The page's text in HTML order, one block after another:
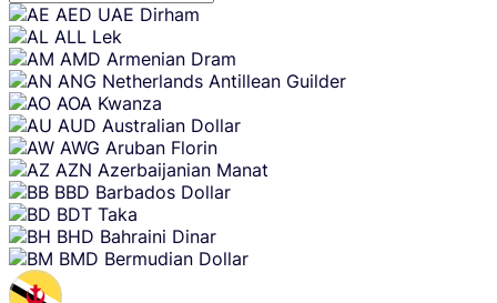
Skip
content
AED UAE Dirham
ALL Lek
AMD Armenian Dram
ANG Netherlands Antillean Guilder
AOA Kwanza
AUD Australian Dollar
AWG Aruban Florin
AZN Azerbaijanian Manat
BBD Barbados Dollar
BDT Taka
BHD Bahraini Dinar
BMD Bermudian Dollar